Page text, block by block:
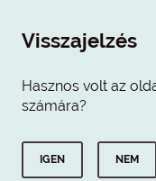
Visszajelzés
Hasznos volt az
számára?
IGEN NEM